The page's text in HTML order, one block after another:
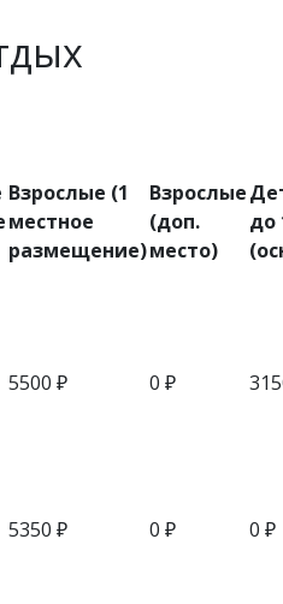
Взрослые (1
местное
размещение)
Взрослые
(доп.
место)
до
5500 ₽ 0 ₽
5350 ₽ 0 ₽ 0 ₽